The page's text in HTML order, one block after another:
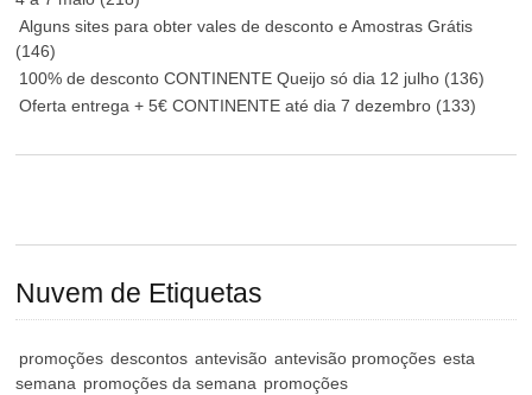
Alguns sites para obter vales de desconto e Amostras Grátis
(146)
100% de desconto CONTINENTE Queijo só dia 12 julho (136)
Oferta entrega + 5€ CONTINENTE até dia 7 dezembro (133)
Nuvem de Etiquetas
promoções descontos antevisão antevisão promoções esta
semana promoções da semana promoções